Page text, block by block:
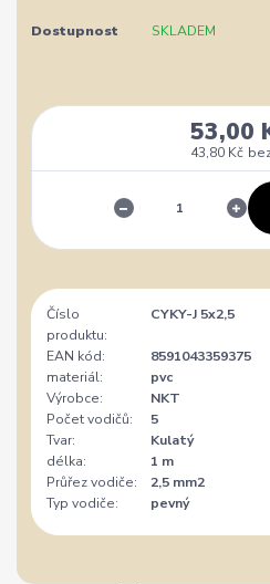
Dostupnost SKLADEM
53,00
43,80 Kč
Číslo
produktu:
CYKY-J 5x2,5
EAN kód:
8591043359375
materiál:
pvc
Výrobce:
NKT
Počet vodičů:
5
Tvar:
Kulatý
délka:
1 m
Průřez vodiče:
2,5 mm2
Typ vodiče:
pevný